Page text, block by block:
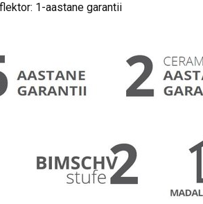
1-aastane garantii